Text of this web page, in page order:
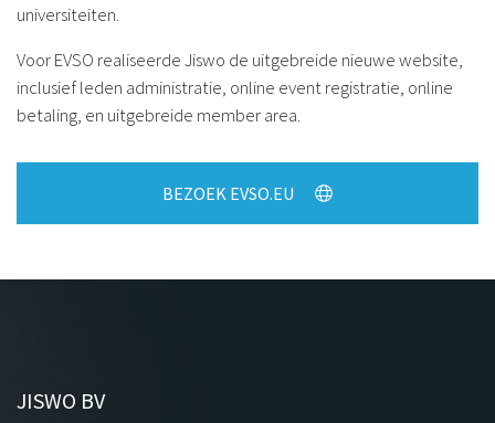
universiteiten.
Voor EVSO realiseerde Jiswo de uitgebreide nieuwe website,
inclusief leden administratie, online event registratie, online
betaling, en uitgebreide member area.
BEZOEK EVSO.EU
JISWO BV